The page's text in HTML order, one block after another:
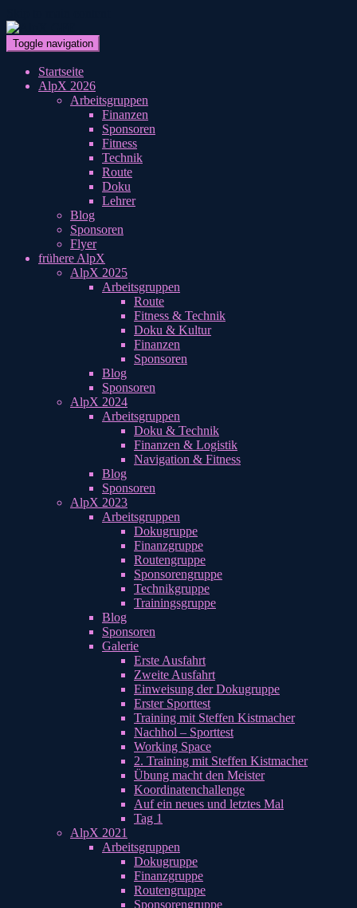
Toggle navigation
Startseite
AlpX 2026
Arbeitsgruppen
Finanzen
Sponsoren
Fitness
Technik
Route
Doku
Lehrer
Blog
Sponsoren
Flyer
frühere AlpX
AlpX 2025
Arbeitsgruppen
Route
Fitness & Technik
Doku & Kultur
Finanzen
Sponsoren
Blog
Sponsoren
AlpX 2024
Arbeitsgruppen
Doku & Technik
Finanzen & Logistik
Navigation & Fitness
Blog
Sponsoren
AlpX 2023
Arbeitsgruppen
Dokugruppe
Finanzgruppe
Routengruppe
Sponsorengruppe
Technikgruppe
Trainingsgruppe
Blog
Sponsoren
Galerie
Erste Ausfahrt
Zweite Ausfahrt
Einweisung der Dokugruppe
Erster Sporttest
Training mit Steffen Kistmacher
Nachhol – Sporttest
Working Space
2. Training mit Steffen Kistmacher
Übung macht den Meister
Koordinatenchallenge
Auf ein neues und letztes Mal
Tag 1
AlpX 2021
Arbeitsgruppen
Dokugruppe
Finanzgruppe
Routengruppe
Sponsorengruppe